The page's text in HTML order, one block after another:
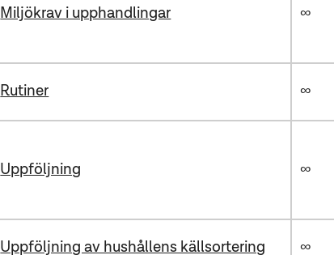
Miljökrav i upphandlingar ∞
Rutiner ∞
Uppföljning ∞
Uppföljning av hushållens källsortering ∞